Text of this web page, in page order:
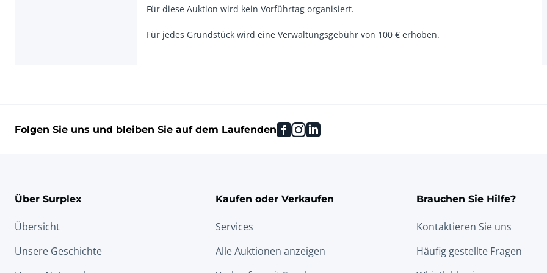
Für diese Auktion wird kein Vorführtag organisiert.
Für jedes Grundstück wird eine Verwaltungsgebühr von 100 € erhoben.
Folgen Sie uns und bleiben Sie auf dem Laufenden facebook
instagram
linkedin
Über Surplex
Übersicht
Unsere Geschichte
Kaufen oder Verkaufen
Services
Alle Auktionen anzeigen
Brauchen Sie Hilfe?
Kontaktieren Sie uns
Häufig gestellte Fragen